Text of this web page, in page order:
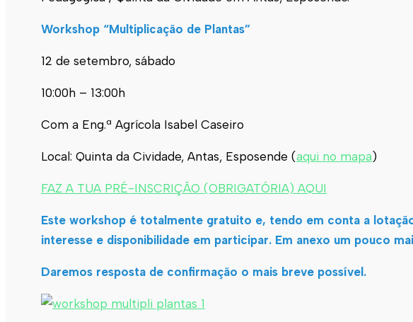
Workshop “Multiplicação de Plantas”
12 de setembro, sábado
10:00h – 13:00h
Com a Eng.ª Agrícola Isabel Caseiro
Local: Quinta da Cividade, Antas, Esposende (aqui no mapa)
FAZ A TUA PRÉ-INSCRIÇÃO (OBRIGATÓRIA) AQUI
Este workshop é totalmente gratuito e, tendo em conta a
interesse e disponibilidade em participar. Em anexo um pouco
Daremos resposta de confirmação o mais breve possível.